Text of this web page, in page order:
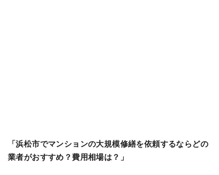
「浜松市でマンションの大規模修繕を依頼するならどの
業者がおすすめ？費用相場は？」